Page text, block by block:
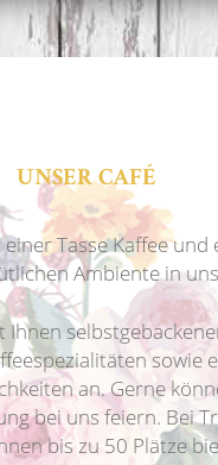
UNSER CAFÉ
Tasse Kaffee und
Ambiente in
Ihnen
sowie
an. Gerne
bei uns feiern. Bei
bis zu 50 Plätze